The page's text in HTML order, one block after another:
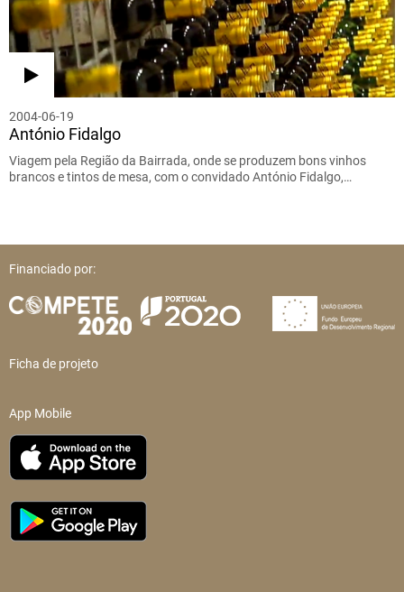
2004-06-19
António Fidalgo
Viagem pela Região da Bairrada, onde se produzem bons vinhos
brancos e tintos de mesa, com o convidado António Fidalgo,…
Financiado por:
Ficha de projeto
App Mobile